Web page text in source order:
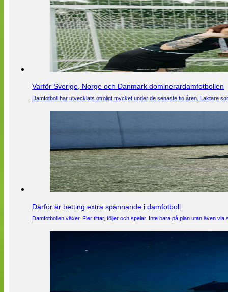
Varför Sverige, Norge och Danmark dominerardamfotbollen
Damfotboll har utvecklats otroligt mycket under de senaste tio åren. Läktare
Därför är betting extra spännande i damfotboll
Damfotbollen växer. Fler tittar, följer och spelar. Inte bara på plan utan även